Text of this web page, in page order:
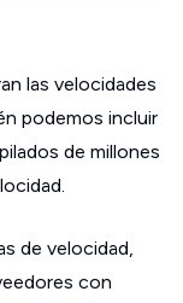
las velocidades
podemos incluir
de millones
de velocidad,
con